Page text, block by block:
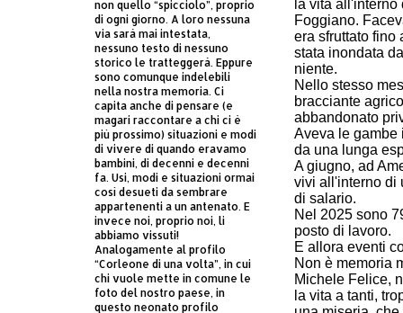
la vita
Foggiano.
era sfruttato fino
stata inondata
niente.
Nello stesso
bracciante
abbandonato
Aveva le gambe
da una lunga
A giugno, ad
vivi all'interno di
di salario.
Nel 2025 sono
posto di lavoro.
E allora eventi
Non è memoria
Michele Felice,
la vita a tanti,
non quello “spicciolo”, proprio
di ogni giorno. A loro nessuna
via sarà mai intestata,
nessuno testo di nessuno
storico le tratteggerà. Eppure
sono comunque indelebili
nella nostra memoria. Ci
capita anche di pensare (e
magari raccontare a chi ci è
più prossimo) situazioni e modi
di vivere di quando eravamo
bambini, di decenni e decenni
fa. Usi, modi e situazioni ormai
così desueti da sembrare
appartenenti a un antenato. E
invece noi, proprio noi, li
abbiamo vissuti!
Analogamente al profilo
“Corleone di una volta”, in cui
chi vuole mette in comune le
foto del nostro paese, in
questo neonato profilo